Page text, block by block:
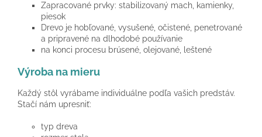
Zapracované prvky: stabilizovaný mach, kamienky,
piesok
Drevo je hobľované, vysušené, očistené, penetrované
a pripravené na dlhodobé používanie
na konci procesu brúsené, olejované, leštené
Výroba na mieru
Každý stôl vyrábame individuálne podľa vašich predstáv.
Stačí nám upresniť:
typ dreva